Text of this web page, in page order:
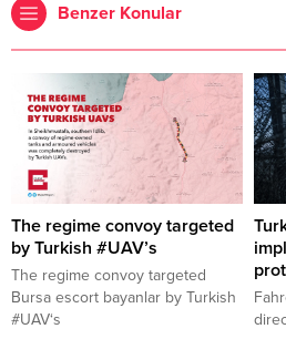
Benzer Konular
The regime convoy targeted
by Turkish #UAV’s
The regime convoy targeted
Bursa escort bayanlar by Turkish
#UAV‘s